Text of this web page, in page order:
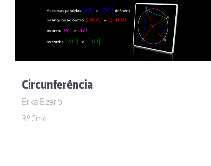
Circunferência
Erika Bizarro
3º Ciclo